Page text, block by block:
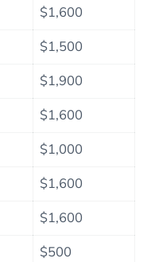
$1,600
$1,500
$1,900
$1,600
$1,000
$1,600
$1,600
$500